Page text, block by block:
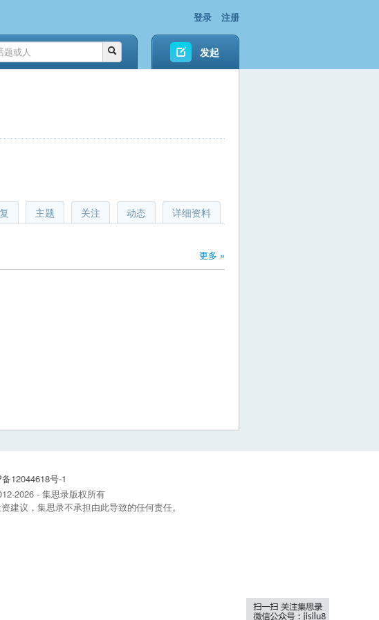
登录 注册
发起
详细资料
动态
关注
主题
更多 »
12044618号-1
2026 - 集思录版权所有
议，集思录不承担由此导致的任何责任。